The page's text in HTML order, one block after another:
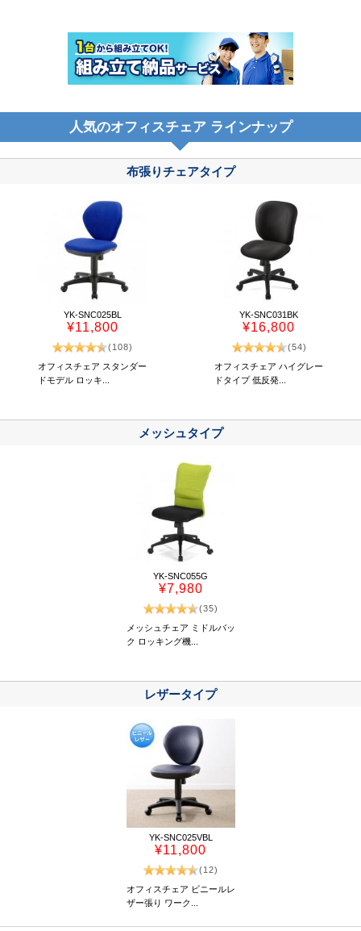
人気のオフィスチェア ラインナップ
布張りチェアタイプ
YK-SNC025BL
¥11,800
(108)
オフィスチェア スタンダー
ドモデル ロッキ...
YK-SNC031BK
¥16,800
(54)
オフィスチェア ハイグレー
ドタイプ 低反発...
メッシュタイプ
YK-SNC055G
¥7,980
(35)
メッシュチェア ミドルバッ
ク ロッキング機...
レザータイプ
YK-SNC025VBL
¥11,800
(12)
オフィスチェア ビニールレ
ザー張り ワーク...